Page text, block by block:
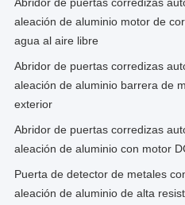
aleación de aluminio motor de
agua al aire libre
Abridor de puertas corredizas
aleación de aluminio barrera de
exterior
Abridor de puertas corredizas
aleación de aluminio con motor
Puerta de detector de metales
aleación de aluminio de alta